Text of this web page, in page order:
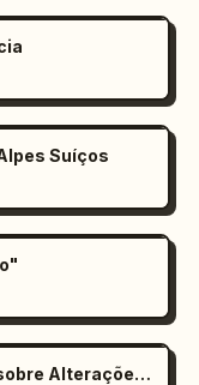
Suíços
Póster de Seminário Informativo sobre Alterações Climáticas